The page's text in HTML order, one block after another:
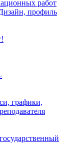
работ
профиль
графики,